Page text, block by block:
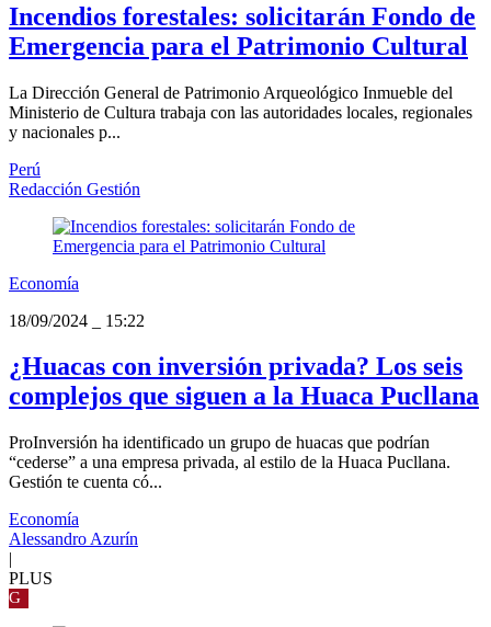
Incendios forestales: solicitarán Fondo de
Emergencia para el Patrimonio Cultural
La Dirección General de Patrimonio Arqueológico Inmueble del
Ministerio de Cultura trabaja con las autoridades locales, regionales
y nacionales p...
Perú
Redacción Gestión
Economía
18/09/2024
15:22
¿Huacas con inversión privada? Los seis
complejos que siguen a la Huaca Pucllana
ProInversión ha identificado un grupo de huacas que podrían
“cederse” a una empresa privada, al estilo de la Huaca Pucllana.
Gestión te cuenta có...
Economía
Alessandro Azurín
|
PLUS
G